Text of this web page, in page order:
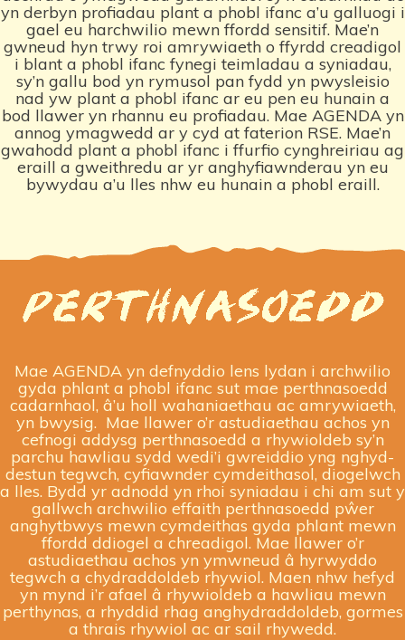
yn derbyn profiadau plant a phobl ifanc a’u galluogi i
gael eu harchwilio mewn ffordd sensitif. Mae’n
gwneud hyn trwy roi amrywiaeth o ffyrdd creadigol
i blant a phobl ifanc fynegi teimladau a syniadau,
sy’n gallu bod yn rymusol pan fydd yn pwysleisio
nad yw plant a phobl ifanc ar eu pen eu hunain a
bod llawer yn rhannu eu profiadau. Mae AGENDA yn
annog ymagwedd ar y cyd at faterion RSE. Mae’n
gwahodd plant a phobl ifanc i ffurfio cynghreiriau ag
eraill a gweithredu ar yr anghyfiawnderau yn eu
bywydau a’u lles nhw eu hunain a phobl eraill.
Mae AGENDA yn defnyddio lens lydan i archwilio
gyda phlant a phobl ifanc sut mae perthnasoedd
cadarnhaol, â’u holl wahaniaethau ac amrywiaeth,
yn bwysig. Mae llawer o’r astudiaethau achos yn
cefnogi addysg perthnasoedd a rhywioldeb sy’n
parchu hawliau sydd wedi’i gwreiddio yng nghyd-
destun tegwch, cyfiawnder cymdeithasol, diogelwch
a lles. Bydd yr adnodd yn rhoi syniadau i chi am sut y
gallwch archwilio effaith perthnasoedd pŵer
anghytbwys mewn cymdeithas gyda phlant mewn
ffordd ddiogel a chreadigol. Mae llawer o’r
astudiaethau achos yn ymwneud â hyrwyddo
tegwch a chydraddoldeb rhywiol. Maen nhw hefyd
yn mynd i’r afael â rhywioldeb a hawliau mewn
perthynas, a rhyddid rhag anghydraddoldeb, gormes
a thrais rhywiol ac ar sail rhywedd.